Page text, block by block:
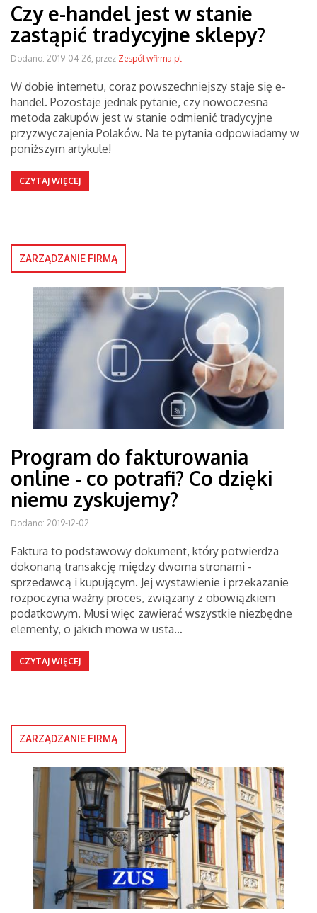
Czy e-handel jest w stanie
zastąpić tradycyjne sklepy?
Dodano: 2019-04-26, przez Zespół wfirma.pl
W dobie internetu, coraz powszechniejszy staje się e-
handel. Pozostaje jednak pytanie, czy nowoczesna
metoda zakupów jest w stanie odmienić tradycyjne
przyzwyczajenia Polaków. Na te pytania odpowiadamy w
poniższym artykule!
CZYTAJ WIĘCEJ
ZARZĄDZANIE FIRMĄ
Program do fakturowania
online - co potrafi? Co dzięki
niemu zyskujemy?
Dodano: 2019-12-02
Faktura to podstawowy dokument, który potwierdza
dokonaną transakcję między dwoma stronami -
sprzedawcą i kupującym. Jej wystawienie i przekazanie
rozpoczyna ważny proces, związany z obowiązkiem
podatkowym. Musi więc zawierać wszystkie niezbędne
elementy, o jakich mowa w usta…
CZYTAJ WIĘCEJ
ZARZĄDZANIE FIRMĄ